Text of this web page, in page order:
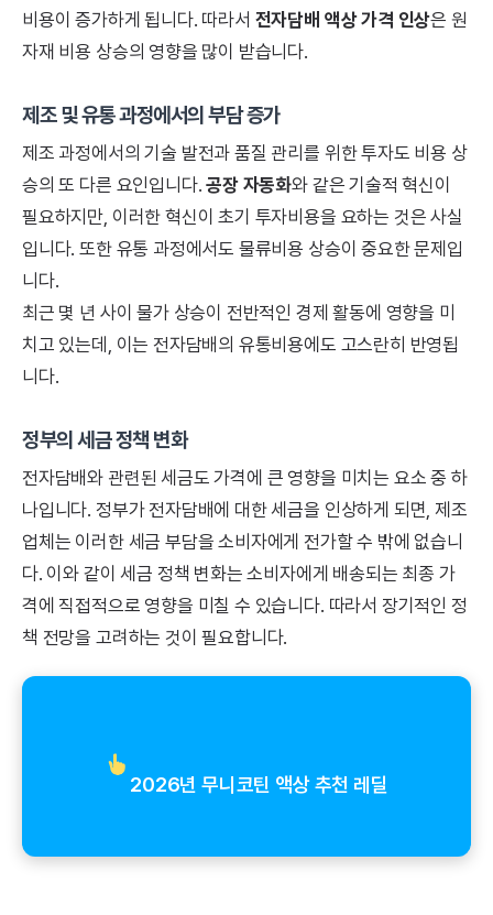
비용이 증가하게 됩니다. 따라서 전자담배 액상 가격 인상은 원
자재 비용 상승의 영향을 많이 받습니다.
제조 및 유통 과정에서의 부담 증가
제조 과정에서의 기술 발전과 품질 관리를 위한 투자도 비용 상
승의 또 다른 요인입니다.공장 자동화와 같은 기술적 혁신이
필요하지만, 이러한 혁신이 초기 투자비용을 요하는 것은 사실
입니다. 또한 유통 과정에서도 물류비용 상승이 중요한 문제입
니다.
최근 몇 년 사이 물가 상승이 전반적인 경제 활동에 영향을 미
치고 있는데, 이는 전자담배의 유통비용에도 고스란히 반영됩
니다.
정부의 세금 정책 변화
전자담배와 관련된 세금도 가격에 큰 영향을 미치는 요소 중 하
나입니다. 정부가 전자담배에 대한 세금을 인상하게 되면, 제조
업체는 이러한 세금 부담을 소비자에게 전가할 수 밖에 없습니
다. 이와 같이 세금 정책 변화는 소비자에게 배송되는 최종 가
격에 직접적으로 영향을 미칠 수 있습니다. 따라서 장기적인 정
책 전망을 고려하는 것이 필요합니다.
2026년 무니코틴 액상 추천 레딜